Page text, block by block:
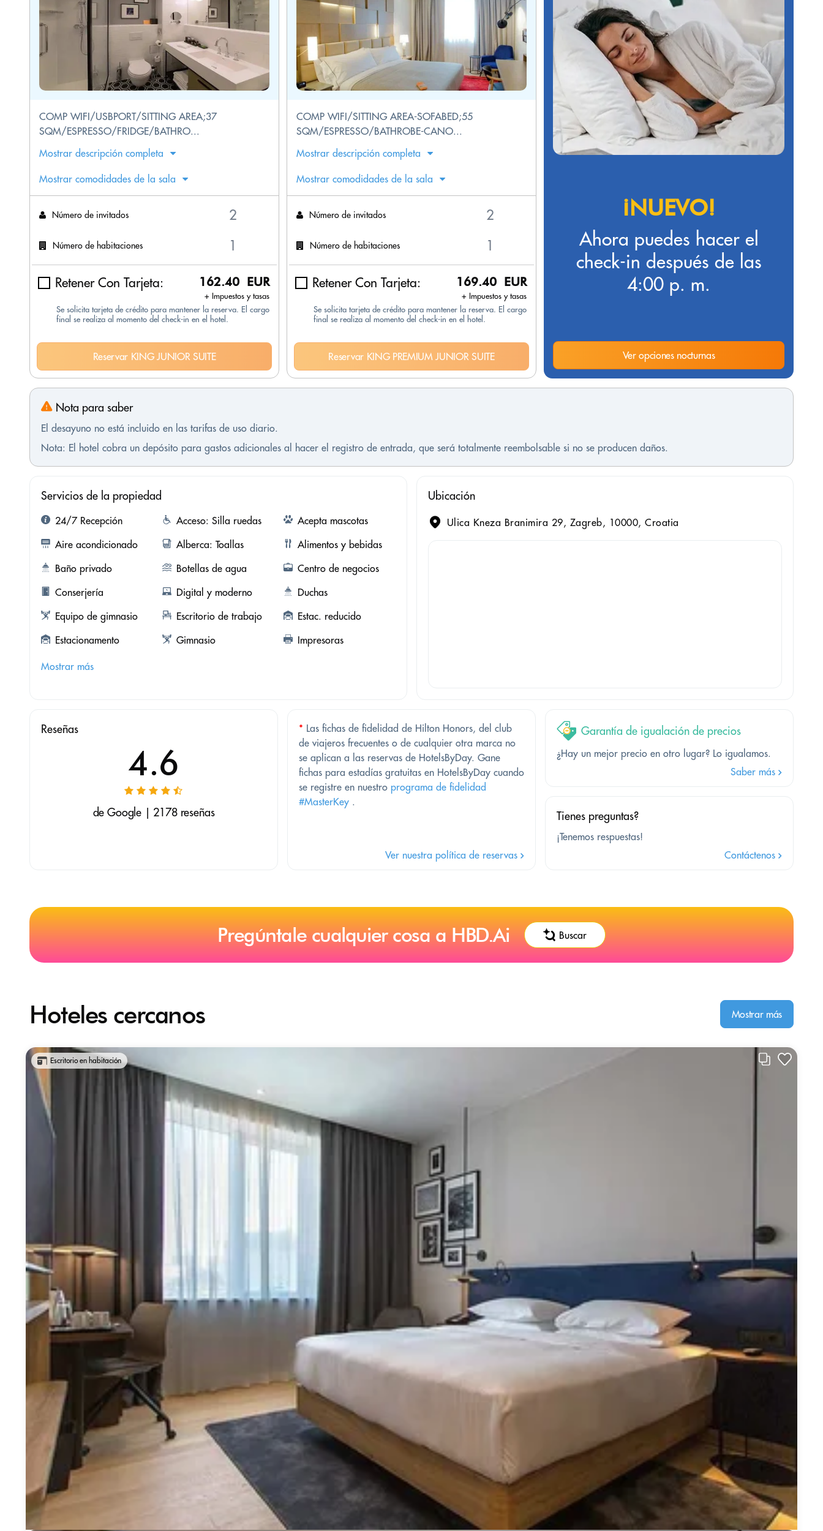
COMP WIFI/USBPORT/SITTING AREA;37
SQM/ESPRESSO/FRIDGE/BATHRO...
Mostrar descripción completa
Mostrar comodidades de la sala
Número de invitados
Número de habitaciones
Retener Con Tarjeta: 162.40 EUR
+ Impuestos y tasas
Se solicita tarjeta de crédito para mantener la reserva. El cargo
final se realiza al momento del check-in en el hotel.
Reservar KING JUNIOR SUITE
COMP WIFI/SITTING AREA-SOFABED;55
SQM/ESPRESSO/BATHROBE-CANO...
Mostrar descripción completa
Mostrar comodidades de la sala
Número de invitados
Número de habitaciones
Retener Con Tarjeta: 169.40 EUR
+ Impuestos y tasas
Se solicita tarjeta de crédito para mantener la reserva. El cargo
final se realiza al momento del check-in en el hotel.
Reservar KING PREMIUM JUNIOR SUITE
¡NUEVO!
Ahora puedes hacer el
check-in después de las
4:00 p. m.
Ver opciones nocturnas
Nota para saber
El desayuno no está incluido en las tarifas de uso diario.
Nota: El hotel cobra un depósito para gastos adicionales al hacer el registro de entrada, que será totalmente reembolsable si no se producen daños.
Servicios de la propiedad
24/7 Recepción Acceso: Silla ruedas
Acepta mascotas
Aire acondicionado
Alberca: Toallas
Alimentos y bebidas
Baño privado
Botellas de agua
Centro de negocios
Conserjería
Digital y moderno
Duchas
Equipo de gimnasio
Escritorio de trabajo
Estac. reducido
Estacionamento
Gimnasio Impresoras
Mostrar más
Ubicación
Ulica Kneza Branimira 29, Zagreb, 10000, Croatia
Reseñas
4.6
de Google | 2178 reseñas
* Las fichas de fidelidad de Hilton Honors, del club
de viajeros frecuentes o de cualquier otra marca no
se aplican a las reservas de HotelsByDay. Gane
fichas para estadías gratuitas en HotelsByDay cuando
se registre en nuestro programa de fidelidad
#MasterKey .
Ver nuestra política de reservas
Garantía de igualación de precios
¿Hay un mejor precio en otro lugar? Lo igualamos.
Saber más
Tienes preguntas?
¡Tenemos respuestas!
Contáctenos
Pregúntale cualquier cosa a HBD.Ai Buscar
Hoteles cercanos Mostrar más
Escritorio en habitación